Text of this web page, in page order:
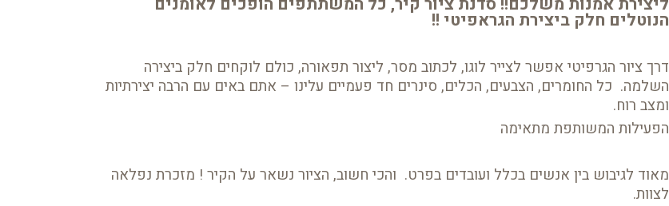
הנוטלים חלק ביצירת הגראפיטי !!
דרך ציור הגרפיטי אפשר לצייר לוגו, לכתוב מסר, ליצור תפאורה, כולם לוקחים חלק ביצירה
השלמה. כל החומרים, הצבעים, הכלים, סינרים חד פעמיים עלינו – אתם באים עם הרבה יצירתיות
ומצב רוח.
הפעילות המשותפת מתאימה
מאוד לגיבוש בין אנשים בכלל ועובדים בפרט. והכי חשוב, הציור נשאר על הקיר ! מזכרת נפלאה
לצוות.